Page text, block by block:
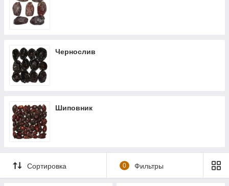
Чернослив
Шиповник
Сортировка 0 Фильтры